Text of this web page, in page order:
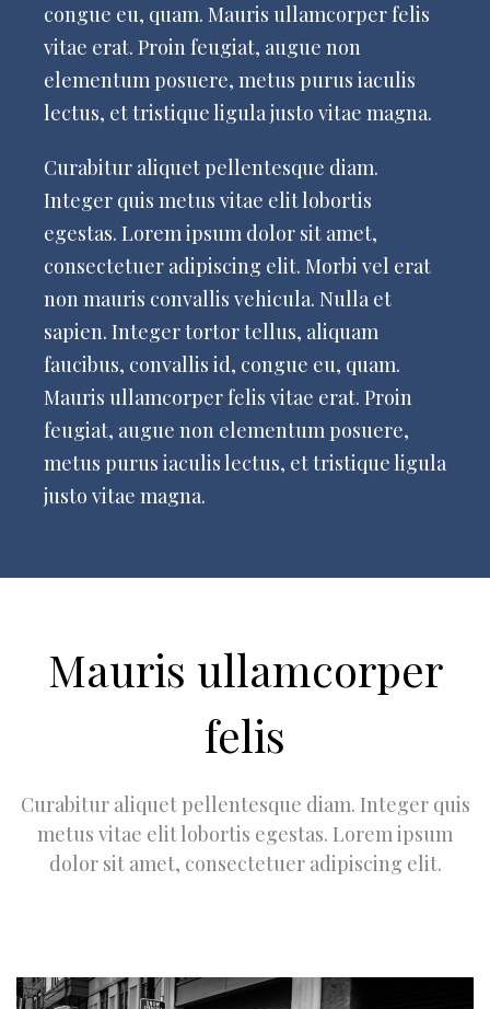
congue eu, quam. Mauris ullamcorper felis
vitae erat. Proin feugiat, augue non
elementum posuere, metus purus iaculis
lectus, et tristique ligula justo vitae magna.
Curabitur aliquet pellentesque diam.
Integer quis metus vitae elit lobortis
egestas. Lorem ipsum dolor sit amet,
consectetuer adipiscing elit. Morbi vel erat
non mauris convallis vehicula. Nulla et
sapien. Integer tortor tellus, aliquam
faucibus, convallis id, congue eu, quam.
Mauris ullamcorper felis vitae erat. Proin
feugiat, augue non elementum posuere,
metus purus iaculis lectus, et tristique ligula
justo vitae magna.
Mauris ullamcorper
felis
Curabitur aliquet pellentesque diam. Integer quis
metus vitae elit lobortis egestas. Lorem ipsum
dolor sit amet, consectetuer adipiscing elit.